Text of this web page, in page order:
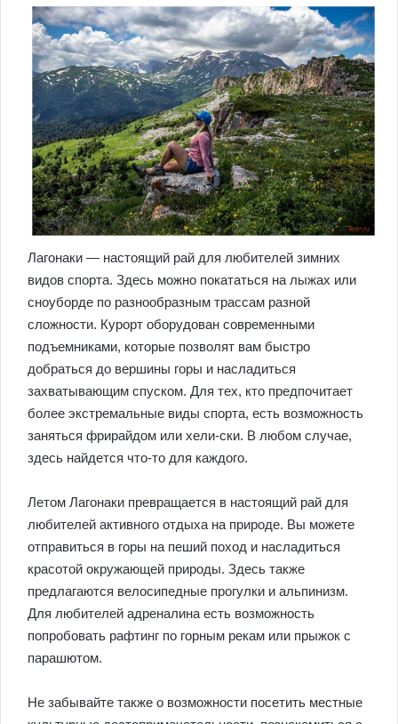
Лагонаки — настоящий рай для любителей зимних
видов спорта. Здесь можно покататься на лыжах или
сноуборде по разнообразным трассам разной
сложности. Курорт оборудован современными
подъемниками, которые позволят вам быстро
добраться до вершины горы и насладиться
захватывающим спуском. Для тех, кто предпочитает
более экстремальные виды спорта, есть возможность
заняться фрирайдом или хели-ски. В любом случае,
здесь найдется что-то для каждого.
Летом Лагонаки превращается в настоящий рай для
любителей активного отдыха на природе. Вы можете
отправиться в горы на пеший поход и насладиться
красотой окружающей природы. Здесь также
предлагаются велосипедные прогулки и альпинизм.
Для любителей адреналина есть возможность
попробовать рафтинг по горным рекам или прыжок с
парашютом.
Не забывайте также о возможности посетить местные